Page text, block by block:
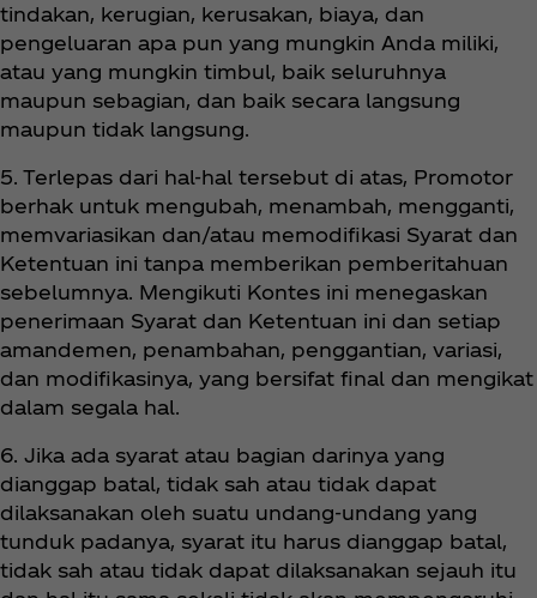
tindakan, kerugian, kerusakan, biaya, dan
pengeluaran apa pun yang mungkin Anda miliki,
atau yang mungkin timbul, baik seluruhnya
maupun sebagian, dan baik secara langsung
maupun tidak langsung.
5. Terlepas dari hal-hal tersebut di atas, Promotor
berhak untuk mengubah, menambah, mengganti,
memvariasikan dan/atau memodifikasi Syarat dan
Ketentuan ini tanpa memberikan pemberitahuan
sebelumnya. Mengikuti Kontes ini menegaskan
penerimaan Syarat dan Ketentuan ini dan setiap
amandemen, penambahan, penggantian, variasi,
dan modifikasinya, yang bersifat final dan mengikat
dalam segala hal.
6. Jika ada syarat atau bagian darinya yang
dianggap batal, tidak sah atau tidak dapat
dilaksanakan oleh suatu undang-undang yang
tunduk padanya, syarat itu harus dianggap batal,
tidak sah atau tidak dapat dilaksanakan sejauh itu